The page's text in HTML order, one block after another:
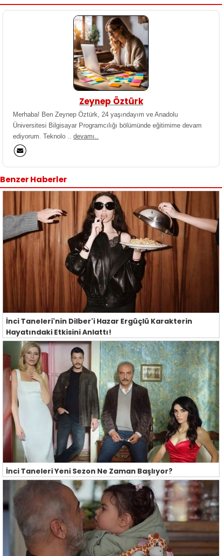
Zeynep Öztürk
Merhaba! Ben Zeynep Öztürk, 24 yaşındayım ve Anadolu
Üniversitesi Bilgisayar Programcılığı bölümünde eğitimime devam
ediyorum. Teknolo .. devamı..
Benzer Haberler
İnci Taneleri'nin Dilber'i Hazar Ergüçlü Karakterin
Hayatındaki Etkisini Anlattı!
İnci Taneleri Yeni Sezon Ne Zaman Başlıyor?